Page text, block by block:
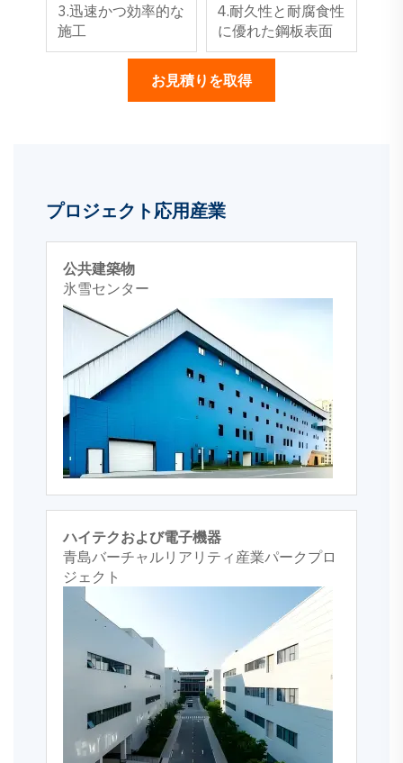
3.迅速かつ効率的な
施工
4.耐久性と耐腐食性
に優れた鋼板表面
お見積りを取得
プロジェクト応用産業
公共建築物
氷雪センター
ハイテクおよび電子機器
青島バーチャルリアリティ産業パークプロ
ジェクト